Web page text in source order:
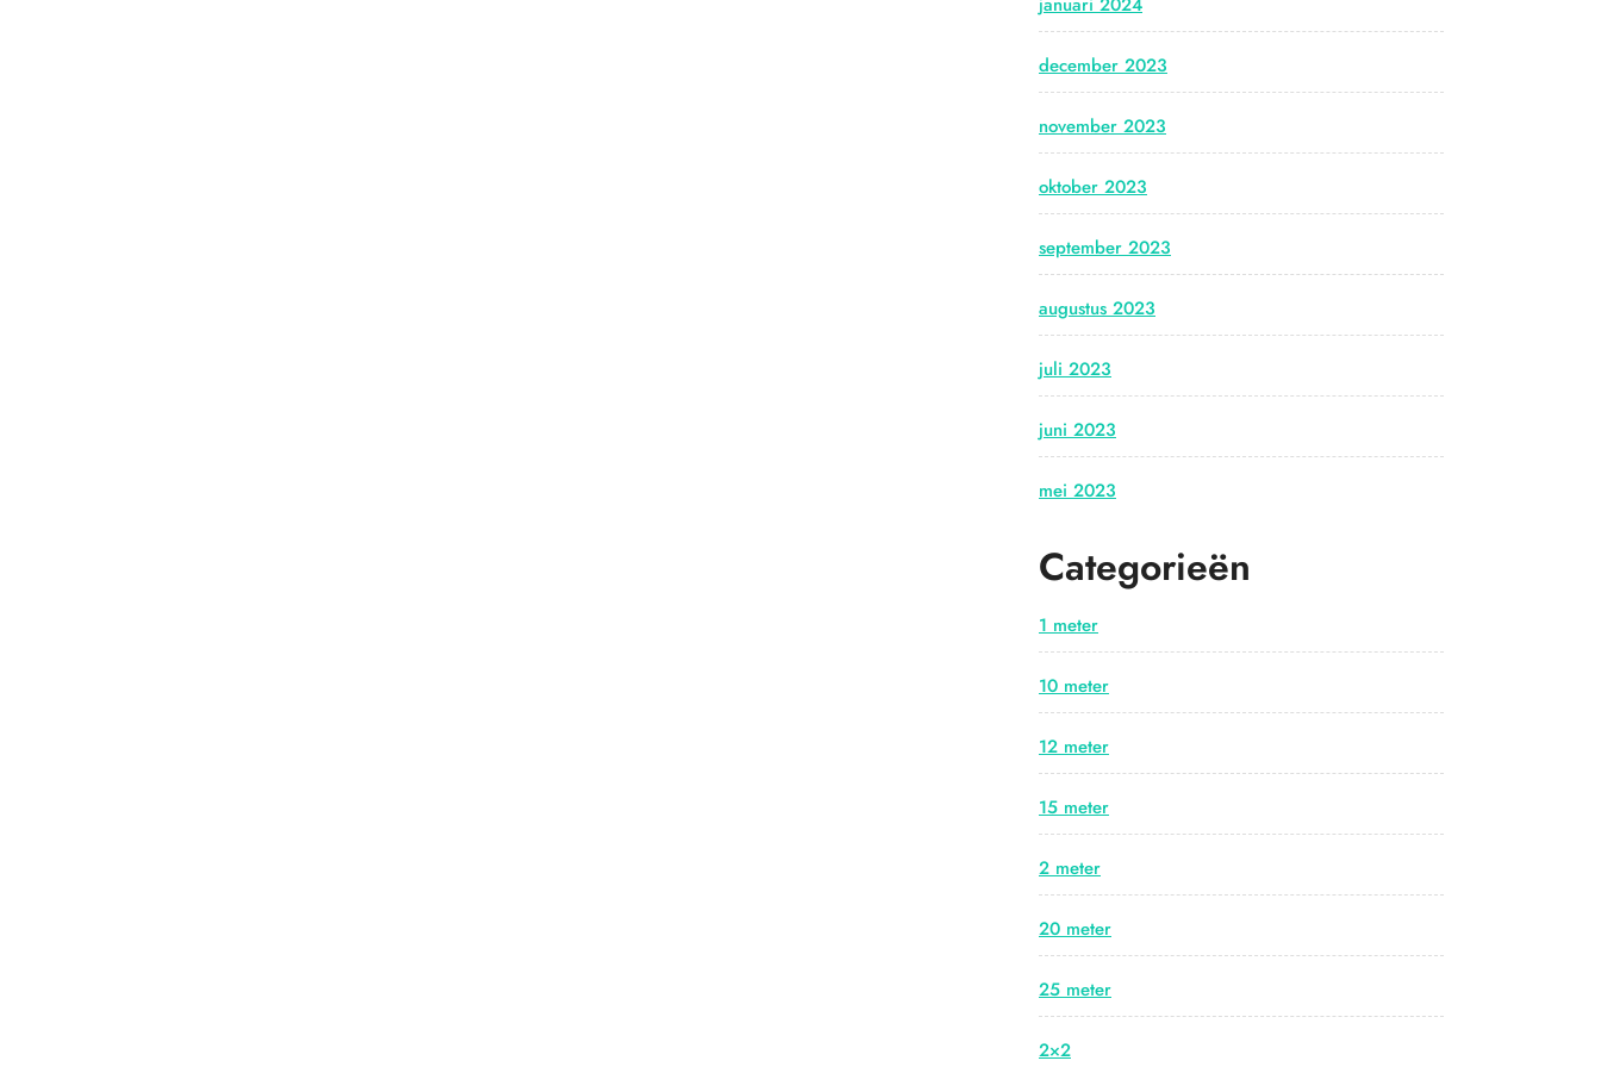
december 2023
november 2023
oktober 2023
september 2023
augustus 2023
juli 2023
juni 2023
mei 2023
Categorieën
1 meter
10 meter
12 meter
15 meter
2 meter
20 meter
25 meter
2×2